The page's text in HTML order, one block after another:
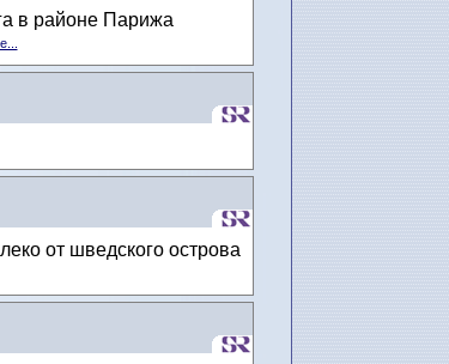
в районе Парижа
от шведского острова